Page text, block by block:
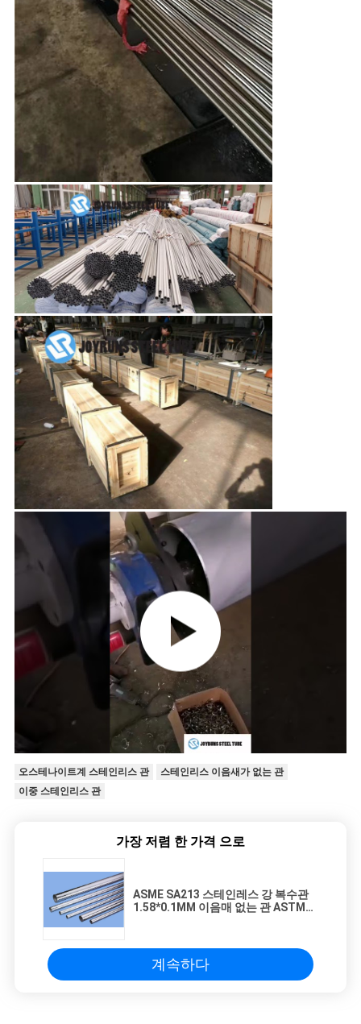
오스테나이트계 스테인리스 관
스테인리스 이음새가 없는 관
이중 스테인리스 관
가장 저렴 한 가격 으로
ASME SA213 스테인레스 강 복수관
1.58*0.1MM 이음매 없는 관 ASTM
계속하다